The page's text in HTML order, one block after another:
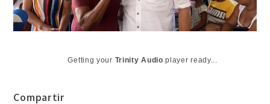
Getting your Trinity Audio player ready...
Compartir